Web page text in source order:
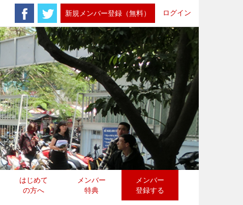
新規メンバー登録（無料） ログイン
はじめて
の方へ
メンバー
特典
メンバー
登録する